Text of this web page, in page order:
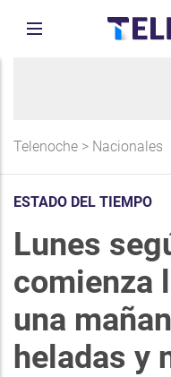
Telenoche > Nacionales
ESTADO DEL TIEMPO
Lunes
comienza
una
heladas y